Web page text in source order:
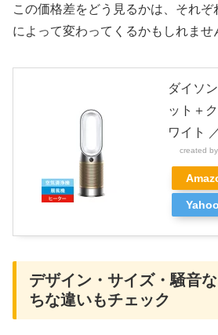
この価格差をどう見るかは、それぞ
によって変わってくるかもしれませ
ダイソ
ット＋
ワイト
created by
デザイン・サイズ・騒音
ちな違いもチェック